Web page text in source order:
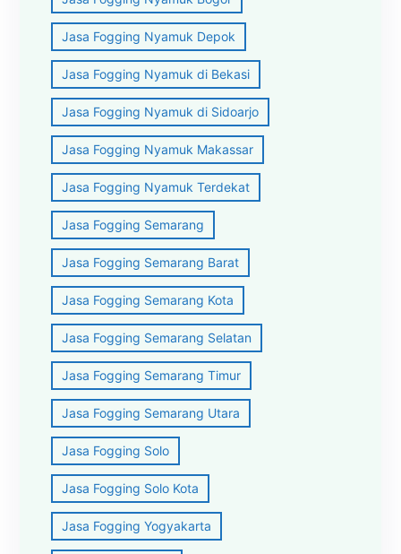
Jasa Fogging Nyamuk Depok
Jasa Fogging Nyamuk di Bekasi
Jasa Fogging Nyamuk di Sidoarjo
Jasa Fogging Nyamuk Makassar
Jasa Fogging Nyamuk Terdekat
Jasa Fogging Semarang
Jasa Fogging Semarang Barat
Jasa Fogging Semarang Kota
Jasa Fogging Semarang Selatan
Jasa Fogging Semarang Timur
Jasa Fogging Semarang Utara
Jasa Fogging Solo
Jasa Fogging Solo Kota
Jasa Fogging Yogyakarta